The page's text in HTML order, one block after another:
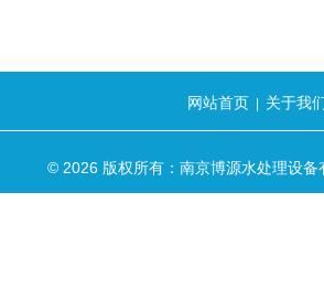
网站首页 关于我
© 2026 版权所有：南京博源水处理设